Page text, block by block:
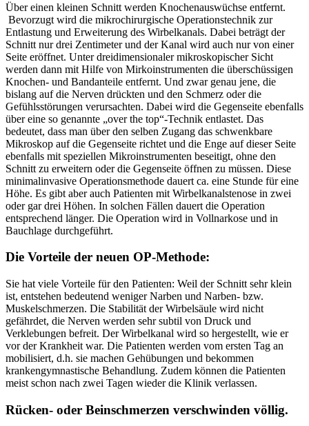
Über einen kleinen Schnitt werden Knochenauswüchse entfernt.
Bevorzugt wird die mikrochirurgische Operationstechnik zur
Entlastung und Erweiterung des Wirbelkanals. Dabei beträgt der
Schnitt nur drei Zentimeter und der Kanal wird auch nur von einer
Seite eröffnet. Unter dreidimensionaler mikroskopischer Sicht
werden dann mit Hilfe von Mirkoinstrumenten die überschüssigen
Knochen- und Bandanteile entfernt. Und zwar genau jene, die
bislang auf die Nerven drückten und den Schmerz oder die
Gefühlsstörungen verursachten. Dabei wird die Gegenseite ebenfalls
über eine so genannte „over the top“-Technik entlastet. Das
bedeutet, dass man über den selben Zugang das schwenkbare
Mikroskop auf die Gegenseite richtet und die Enge auf dieser Seite
ebenfalls mit speziellen Mikroinstrumenten beseitigt, ohne den
Schnitt zu erweitern oder die Gegenseite öffnen zu müssen. Diese
minimalinvasive Operationsmethode dauert ca. eine Stunde für eine
Höhe. Es gibt aber auch Patienten mit Wirbelkanalstenose in zwei
oder gar drei Höhen. In solchen Fällen dauert die Operation
entsprechend länger. Die Operation wird in Vollnarkose und in
Bauchlage durchgeführt.
Die Vorteile der neuen OP-Methode:
Sie hat viele Vorteile für den Patienten: Weil der Schnitt sehr klein
ist, entstehen bedeutend weniger Narben und Narben- bzw.
Muskelschmerzen. Die Stabilität der Wirbelsäule wird nicht
gefährdet, die Nerven werden sehr subtil von Druck und
Verklebungen befreit. Der Wirbelkanal wird so hergestellt, wie er
vor der Krankheit war. Die Patienten werden vom ersten Tag an
mobilisiert, d.h. sie machen Gehübungen und bekommen
krankengymnastische Behandlung. Zudem können die Patienten
meist schon nach zwei Tagen wieder die Klinik verlassen.
Rücken- oder Beinschmerzen verschwinden völlig.